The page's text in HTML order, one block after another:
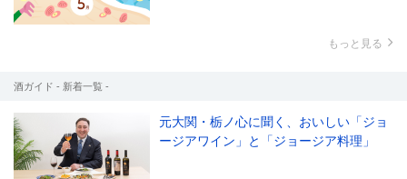
もっと見る
酒ガイド - 新着一覧 -
元大関・栃ノ心に聞く、おいしい「ジョ
ージアワイン」と「ジョージア料理」